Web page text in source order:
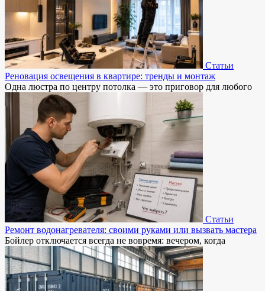
Статьи
Реновация освещения в квартире: тренды и монтаж
Одна люстра по центру потолка — это приговор для любого
Статьи
Ремонт водонагревателя: своими руками или вызвать мастера
Бойлер отключается всегда не вовремя: вечером, когда